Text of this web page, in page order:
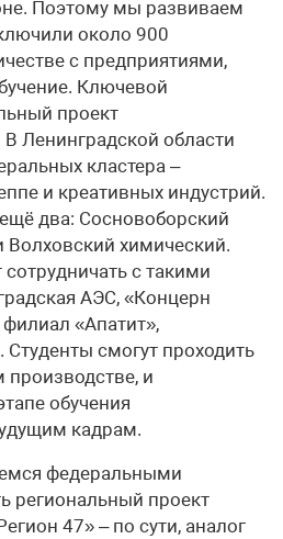
Поэтому мы развиваем
около 900
с предприятиями,
Ключевой
проект
Ленинградской области
кластера –
и креативных индустрий.
два: Сосновоборский
Волховский химический.
с такими
АЭС, «Концерн
«Апатит»,
смогут проходить
производстве, и
обучения
кадрам.
федеральными
региональный проект
47» – по сути, аналог